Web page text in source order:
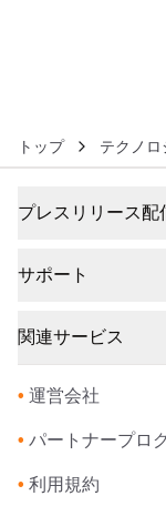
トップ テクノ
プレスリリース配
サポート
関連サービス
• 運営会社
• パートナープロ
• 利用規約